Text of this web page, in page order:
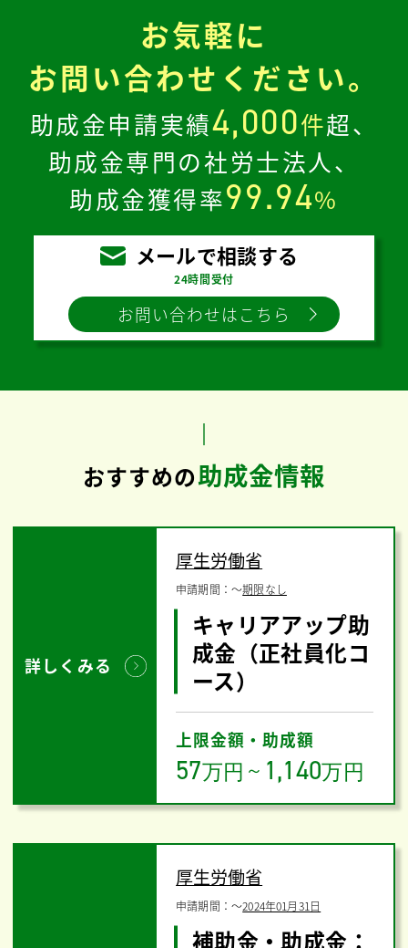
お気軽に
お問い合わせください。
助成金申請実績4,000件超、
助成金専門の社労士法人、
助成金獲得率99.94%
メールで相談する
24時間受付
お問い合わせはこちら
おすすめの助成金情報
詳しくみる
厚生労働省
申請期間：〜期限なし
キャリアアップ助
成金（正社員化コ
ース）
上限金額・助成額
57万円 ～ 1,140万円
厚生労働省
申請期間：〜2024年01月31日
補助金・助成金：